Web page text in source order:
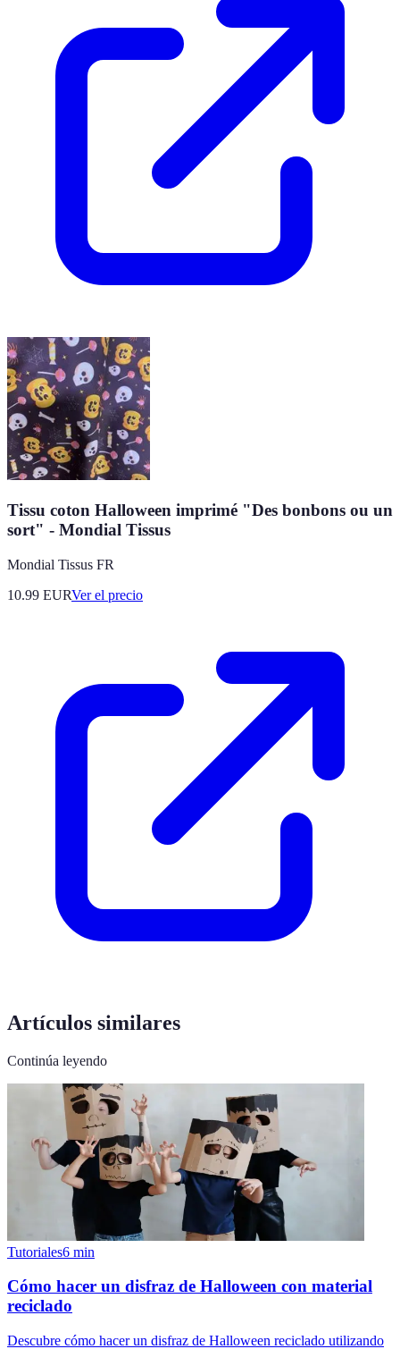
Tissu coton Halloween imprimé "Des bonbons ou un
sort" - Mondial Tissus
Mondial Tissus FR
10.99 EURVer el precio
Artículos similares
Continúa leyendo
Tutoriales6 min
Cómo hacer un disfraz de Halloween con material
reciclado
Descubre cómo hacer un disfraz de Halloween reciclado utilizando